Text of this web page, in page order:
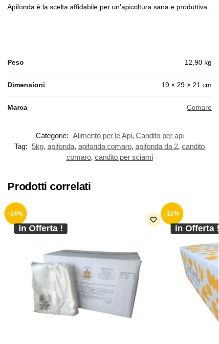
Apifonda è la scelta affidabile per un’apicoltura sana e produttiva.
Peso 12,90 kg
Dimensioni 19 × 29 × 21 cm
Marca Comaro
Categorie: Alimento per le Api, Candito per api
Tag:
5kg, apifonda, apifonda comaro, apifonda da 2, candito
comaro, candito per sciami
Prodotti correlati
-14%
in Offerta !
-12%
in Offerta !